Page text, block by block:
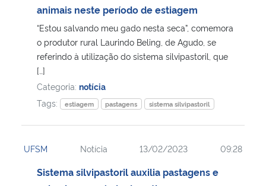
animais neste período de estiagem
“Estou salvando meu gado nesta seca”, comemora
o produtor rural Laurindo Beling, de Agudo, se
referindo à utilização do sistema silvipastoril, que
[…]
Categoria: notícia
Tags:
estiagem pastagens sistema silvipastoril
UFSM Notícia 13/02/2023 09:28
Sistema silvipastoril auxilia pastagens e